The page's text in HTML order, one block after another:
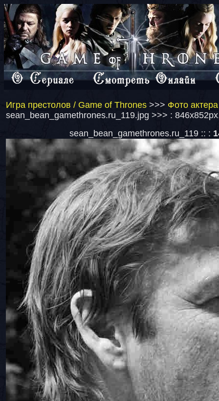
Игра престолов / Game of Thrones >>> Фото
sean_bean_gamethrones.ru_119.jpg >>> :
sean_bean_gamethrones.ru_119 :: :